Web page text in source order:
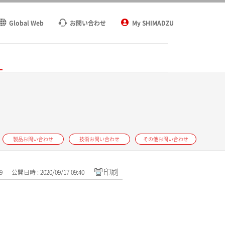
Global Web お問い合わせ My SHIMADZU
製品お問い合わせ 技術お問い合わせ その他お問い合わせ
公開日時 : 2020/09/17 09:40 印刷